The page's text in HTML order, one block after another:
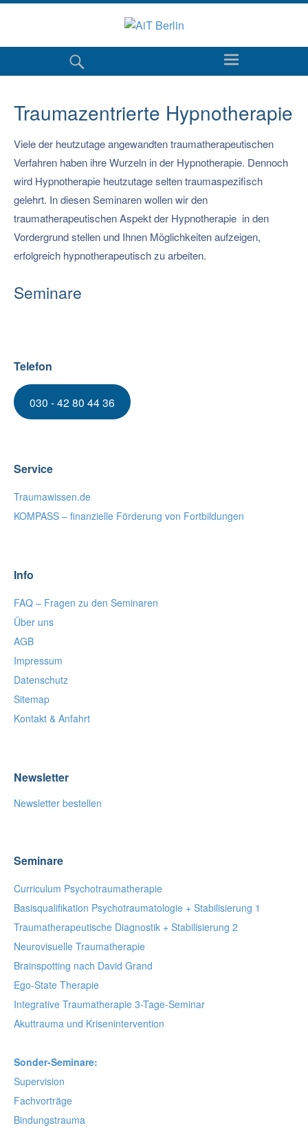
Traumazentrierte Hypnotherapie
Viele der heutzutage angewandten traumatherapeutischen
Verfahren haben ihre Wurzeln in der Hypnotherapie. Dennoch
wird Hypnotherapie heutzutage selten traumaspezifisch
gelehrt. In diesen Seminaren wollen wir den
traumatherapeutischen Aspekt der Hypnotherapie in den
Vordergrund stellen und Ihnen Möglichkeiten aufzeigen,
erfolgreich hypnotherapeutisch zu arbeiten.
Seminare
Telefon
030 - 42 80 44 36
Service
Traumawissen.de
KOMPASS – finanzielle Förderung von Fortbildungen
Info
FAQ – Fragen zu den Seminaren
Über uns
AGB
Impressum
Datenschutz
Sitemap
Kontakt & Anfahrt
Newsletter
Newsletter bestellen
Seminare
Curriculum Psychotraumatherapie
Basisqualifikation Psychotraumatologie + Stabilisierung 1
Traumatherapeutische Diagnostik + Stabilisierung 2
Neurovisuelle Traumatherapie
Brainspotting nach David Grand
Ego-State Therapie
Integrative Traumatherapie 3-Tage-Seminar
Akuttrauma und Krisenintervention
Sonder-Seminare:
Supervision
Fachvorträge
Bindungstrauma